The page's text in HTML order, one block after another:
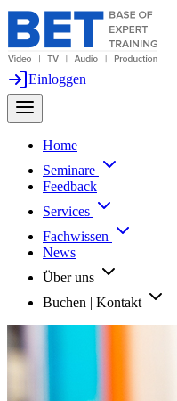
Einloggen
Home
Seminare
Feedback
Services
Fachwissen
News
Über uns
Buchen | Kontakt